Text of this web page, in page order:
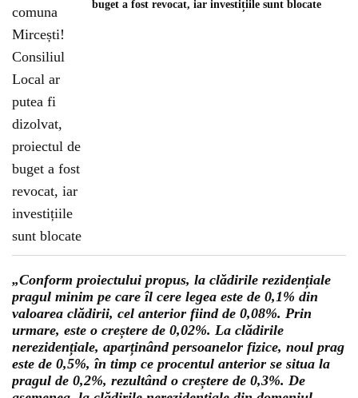
buget a fost revocat, iar investițiile sunt blocate
„Conform proiectului propus, la clădirile rezidențiale
pragul minim pe care îl cere legea este de 0,1% din
valoarea clădirii, cel anterior fiind de 0,08%. Prin
urmare, este o creștere de 0,02%. La clădirile
nerezidențiale, aparținând persoanelor fizice, noul prag
este de 0,5%, în timp ce procentul anterior se situa la
pragul de 0,2%, rezultând o creștere de 0,3%. De